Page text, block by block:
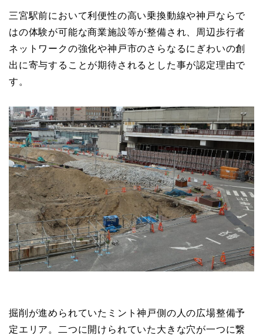
三宮駅前において利便性の高い乗換動線や神戸ならで
はの体験が可能な商業施設等が整備され、周辺歩行者
ネットワークの強化や神戸市のさらなるにぎわいの創
出に寄与することが期待されるとした事が認定理由で
す。
掘削が進められていたミント神戸側の人の広場整備予
定エリア。二つに開けられていた大きな穴が一つに繋